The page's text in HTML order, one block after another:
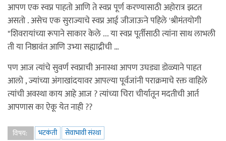
आपण एक स्वप्न पाहतो आणि ते स्वप्न पूर्ण करण्यासाठी अहोरात्र झटत
असतो . असेच एक सुराज्याचे स्वप्न आई जीजाऊने पहिले 'श्रीमंतयोगी
"शिवरायांच्या रूपाने साकार केले ... या स्वप्न पूर्तीसाठी त्यांना साथ लाभली
ती या निष्ठावंत आणि उभ्या सह्याद्रीची …
पण आज त्यांचे सुवर्ण स्वप्नाची अनास्था आपण उघड्या डोळ्याने पाहत
आलो , ज्यांच्या अंगाखांदयावर आपल्या पूर्वजांनी पराक्रमाचे रक्त वाहिले
त्यांची अवस्था काय आहे आज ? त्यांच्या चिरा चीर्यातून मदतीची आर्त
आपणास का ऐकू येत नाही ??
विषय: भटकंती
सेवाभावी संस्था